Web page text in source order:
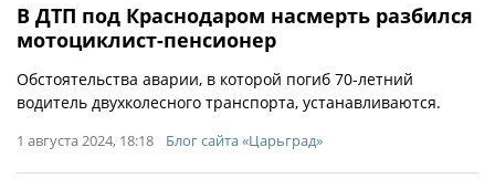
В ДТП под Краснодаром насмерть разбился
мотоциклист-пенсионер
Обстоятельства аварии, в которой погиб 70-летний
водитель двухколесного транспорта, устанавливаются.
1 августа 2024, 18:18 Блог сайта «Царьград»